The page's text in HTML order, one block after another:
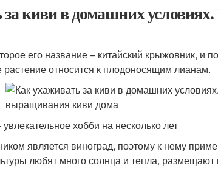
киви в домашних
его название – китайский крыжовник, и
растение относится к плодоносящим лианам.
хобби на несколько лет
является виноград, поэтому к нему
любят много солнца и тепла,